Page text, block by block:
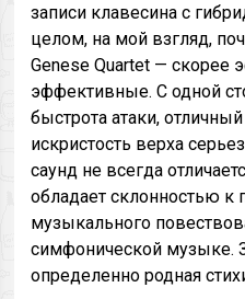
записи клавесина с
целом, на мой взгляд,
Genese Quartet — скорее
эффективные. С одной
быстрота атаки,
искристость верха
саунд не всегда
обладает склонностью к
музыкального
симфонической музыке.
определенно родная